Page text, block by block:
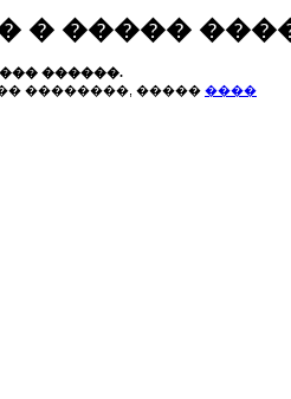
� �����
������.
��������, ����� ����